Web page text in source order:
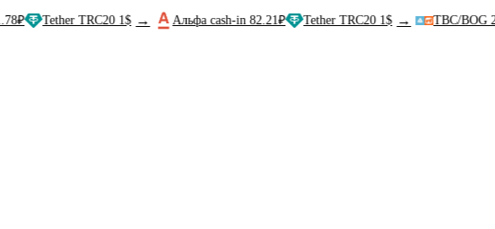
Tether TRC20 1$ → Альфа cash-in 82.21₽ Tether TRC20 1$ → TBC/BOG 2.4832₾